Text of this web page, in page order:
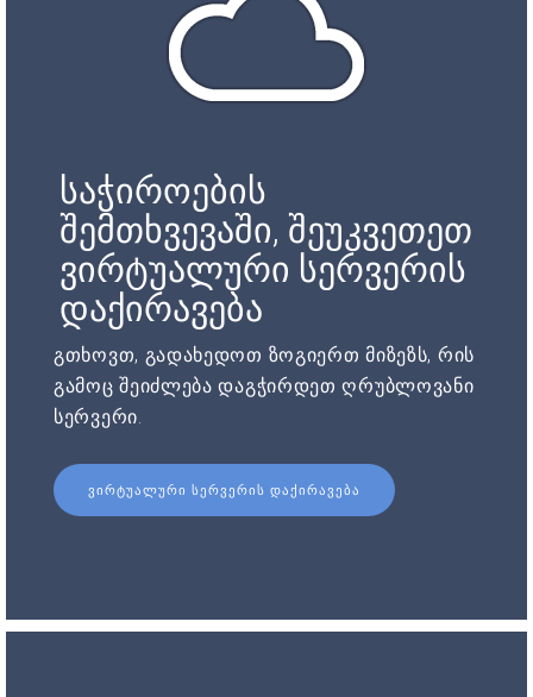
საჭიროების
შემთხვევაში, შეუკვეთეთ
ვირტუალური სერვერის
დაქირავება
გთხოვთ, გადახედოთ ზოგიერთ მიზეზს, რის
გამოც შეიძლება დაგჭირდეთ ღრუბლოვანი
სერვერი.
ᲕᲘᲠᲢᲣᲐᲚᲣᲠᲘ ᲡᲔᲠᲕᲔᲠᲘᲡ ᲓᲐᲥᲘᲠᲐᲕᲔᲑᲐ